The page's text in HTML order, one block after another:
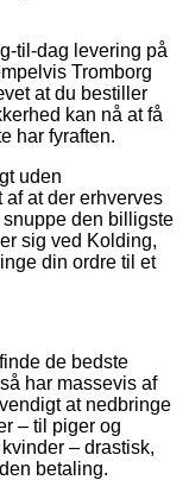
til-dag levering på
Tromborg
at du bestiller
kan nå at få
har fyraften.
uden
af at der erhverves
den billigste
sig ved Kolding,
din ordre til et
de bedste
har massevis af
at nedbringe
– til piger og
– drastisk,
betaling.